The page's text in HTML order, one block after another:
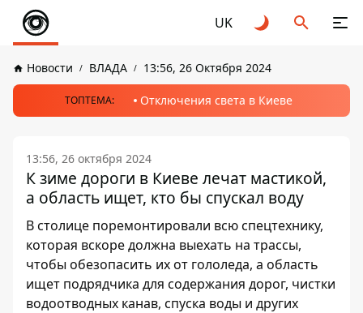
UK
Новости ВЛАДА 13:56, 26 Октября 2024
ТОПТЕМА: Отключения света в Киеве
13:56, 26 октября 2024
К зиме дороги в Киеве лечат мастикой,
а область ищет, кто бы спускал воду
В столице поремонтировали всю спецтехнику,
которая вскоре должна выехать на трассы,
чтобы обезопасить их от гололеда, а область
ищет подрядчика для содержания дорог, чистки
водоотводных канав, спуска воды и других